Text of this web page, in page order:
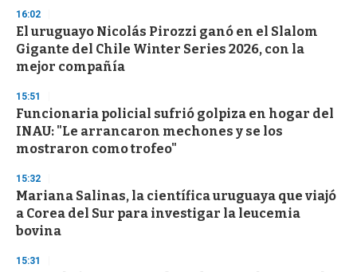
3
s
e
c
o
d
s
16:02
El uruguayo Nicolás Pirozzi ganó en el Slalom
Gigante del Chile Winter Series 2026, con la
mejor compañía
15:51
Funcionaria policial sufrió golpiza en hogar del
INAU: "Le arrancaron mechones y se los
mostraron como trofeo"
15:32
Mariana Salinas, la científica uruguaya que viajó
a Corea del Sur para investigar la leucemia
bovina
15:31